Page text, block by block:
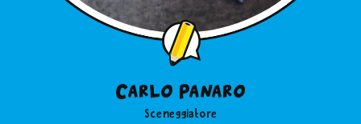
Carlo Panaro
Sceneggiatore